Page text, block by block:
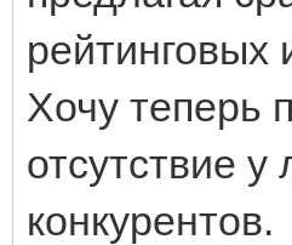
рейтинговых
Хочу теперь
отсутствие
конкурентов.